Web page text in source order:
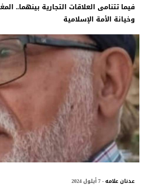
فيما تتنامى العلاقات التجارية بينهما..
وخيانة الأمة الإسلامية
عدنان علامه- 7 أيلول 2024